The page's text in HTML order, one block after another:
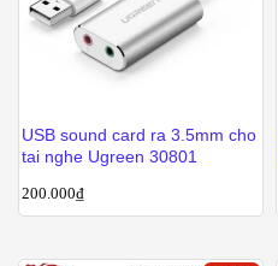
USB sound card ra 3.5mm cho
tai nghe Ugreen 30801
200.000₫